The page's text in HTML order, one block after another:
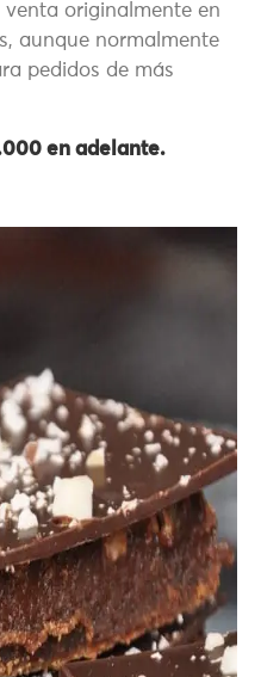
venta originalmente en
aunque normalmente
pedidos de más
en adelante.